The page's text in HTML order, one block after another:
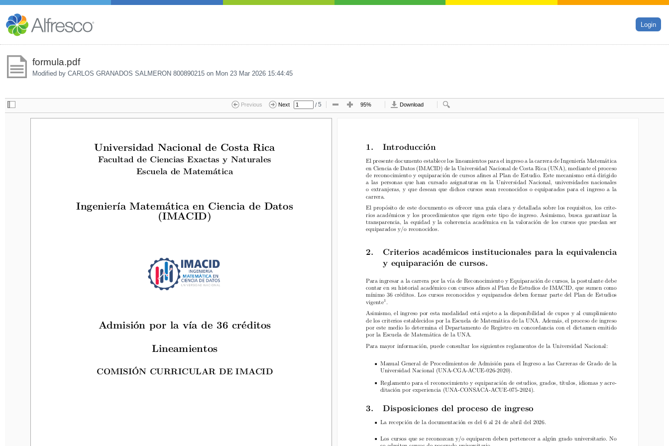
Login
formula.pdf
Modified by CARLOS GRANADOS SALMERON 800890215 on Mon 23 Mar 2026 15:44:45
Previous Next / 5 95% Download
Universidad Nacional de Costa Rica
Facultad de Ciencias Exactas y Naturales
Escuela de Matemática
Ingeniería Matemática en Ciencia de Datos
(IMACID)
Admisión por la vía de 36 créditos
Lineamientos
COMISIÓN CURRICULAR DE IMACID
Universidad Nacional de Costa Rica
Facultad de Ciencias Exactas y Naturales
Escuela de Matemática
Ingeniería Matemática en Ciencia de Datos
(IMACID)
Admisión por la vía de 36 créditos
Lineamientos
COMISIÓN CURRICULAR DE IMACID
1.  Introducción
El presente documento establece los lineamientos para el ingreso a la carrera de Ingeniería Matemática
en Ciencia de Datos (IMACID) de la Universidad Nacional de Costa Rica (UNA), mediante el proceso
de reconocimiento y equiparación de cursos afines al Plan de Estudio. Este mecanismo está dirigido
a las personas que han cursado asignaturas en la Universidad Nacional, universidades nacionales
o extranjeras, y que desean que dichos cursos sean reconocidos o equiparados para el ingreso a la
carrera.
El propósito de este documento es ofrecer una guía clara y detallada sobre los requisitos, los crite-
rios académicos y los procedimientos que rigen este tipo de ingreso. Asimismo, busca garantizar la
transparencia, la equidad y la coherencia académica en la valoración de los cursos que puedan ser
equiparados y/o reconocidos.
2.  Criterios académicos institucionales para la equivalencia
y equiparación de cursos.
contar en su historial académico con cursos afines al Plan de Estudios de IMACID, que sumen como
mínimo 36 créditos. Los cursos reconocidos y equiparados deben formar parte del Plan de Estudios
vigente1.
Asimismo, el ingreso por esta modalidad está sujeto a la disponibilidad de cupos y al cumplimiento
de los criterios establecidos por la Escuela de Matemática de la UNA. Además, el proceso de ingreso
por este medio lo determina el Departamento de Registro en concordancia con el dictamen emitido
por la Escuela de Matemática de la UNA.
Para mayor información, puede consultar los siguientes reglamentos de la Universidad Nacional:
Universidad Nacional (UNA-CGA-ACUE-026-2020).
Reglamento para el reconocimiento y equiparación de estudios, grados, títulos, idiomas y acre-
ditación por experiencia (UNA-CONSACA-ACUE-075-2024).
La recepción de la documentación es del 6 al 24 de abril del 2026.
se admiten cursos de posgrado universitario.
1.  Introducción
El presente documento establece los lineamientos para el ingreso a la carrera de Ingeniería Matemática
en Ciencia de Datos (IMACID) de la Universidad Nacional de Costa Rica (UNA), mediante el proceso
de reconocimiento y equiparación de cursos afines al Plan de Estudio. Este mecanismo está dirigido
a las personas que han cursado asignaturas en la Universidad Nacional, universidades nacionales
o extranjeras, y que desean que dichos cursos sean reconocidos o equiparados para el ingreso a la
carrera.
El propósito de este documento es ofrecer una guía clara y detallada sobre los requisitos, los crite-
rios académicos y los procedimientos que rigen este tipo de ingreso. Asimismo, busca garantizar la
transparencia, la equidad y la coherencia académica en la valoración de los cursos que puedan ser
equiparados y/o reconocidos.
2.  Criterios académicos institucionales para la equivalencia
y equiparación de cursos.
Para ingresar a la carrera por la vía de Reconocimiento y Equiparación de cursos, la postulante debe
contar en su historial académico con cursos afines al Plan de Estudios de IMACID, que sumen como
mínimo 36 créditos. Los cursos reconocidos y equiparados deben formar parte del Plan de Estudios
vigente1 .
Asimismo, el ingreso por esta modalidad está sujeto a la disponibilidad de cupos y al cumplimiento
de los criterios establecidos por la Escuela de Matemática de la UNA. Además, el proceso de ingreso
por este medio lo determina el Departamento de Registro en concordancia con el dictamen emitido
por la Escuela de Matemática de la UNA.
Para mayor información, puede consultar los siguientes reglamentos de la Universidad Nacional:
Manual General de Procedimientos de Admisión para el Ingreso a las Carreras de Grado de la
Universidad Nacional (UNA-CGA-ACUE-026-2020).
Reglamento para el reconocimiento y equiparación de estudios, grados, títulos, idiomas y acre-
ditación por experiencia (UNA-CONSACA-ACUE-075-2024).
3.  Disposiciones del proceso de ingreso
La recepción de la documentación es del 6 al 24 de abril del 2026.
Los cursos que se reconozcan y/o equiparen deben pertenecer a algún grado universitario. No